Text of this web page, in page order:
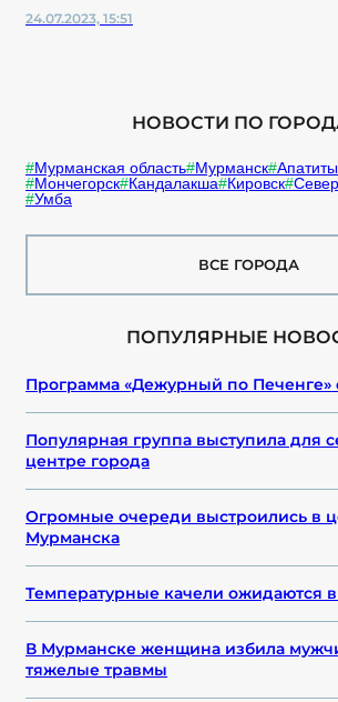
24.07.2023, 15:51
НОВОСТИ ПО
Мурманская область Мурманск Апатиты
Мончегорск Кандалакша Кировск
Умба
ВСЕ ГОРОДА
ПОПУЛЯРНЫЕ
Программа «Дежурный по Печенге»
Популярная группа выступила для
центре города
Огромные очереди выстроились в
Мурманска
Температурные качели ожидаются
В Мурманске женщина избила
тяжелые травмы